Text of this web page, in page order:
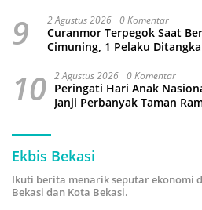
9 2 Agustus 2026 0 Komentar
Curanmor Terpegok Saat
Cimuning, 1 Pelaku
10 2 Agustus 2026 0 Komentar
Peringati Hari Anak
Janji Perbanyak Taman
Ekbis Bekasi
Ikuti berita menarik seputar ekonomi
Bekasi dan Kota Bekasi.